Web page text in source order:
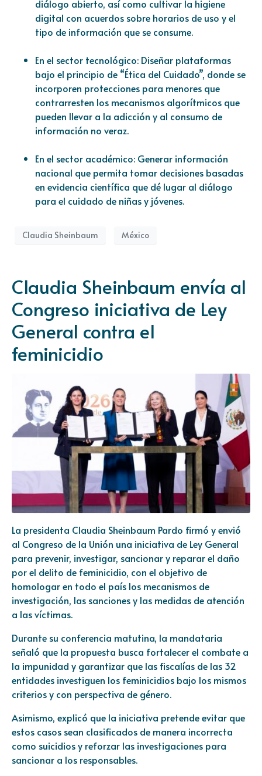
diálogo abierto, así como cultivar la higiene
digital con acuerdos sobre horarios de uso y el
tipo de información que se consume.
En el sector tecnológico: Diseñar plataformas
bajo el principio de “Ética del Cuidado”, donde se
incorporen protecciones para menores que
contrarresten los mecanismos algorítmicos que
pueden llevar a la adicción y al consumo de
información no veraz.
En el sector académico: Generar información
nacional que permita tomar decisiones basadas
en evidencia científica que dé lugar al diálogo
para el cuidado de niñas y jóvenes.
Claudia Sheinbaum México
Claudia Sheinbaum envía al
Congreso iniciativa de Ley
General contra el
feminicidio
La presidenta Claudia Sheinbaum Pardo firmó y envió
al Congreso de la Unión una iniciativa de Ley General
para prevenir, investigar, sancionar y reparar el daño
por el delito de feminicidio, con el objetivo de
homologar en todo el país los mecanismos de
investigación, las sanciones y las medidas de atención
a las víctimas.
Durante su conferencia matutina, la mandataria
señaló que la propuesta busca fortalecer el combate a
la impunidad y garantizar que las fiscalías de las 32
entidades investiguen los feminicidios bajo los mismos
criterios y con perspectiva de género.
Asimismo, explicó que la iniciativa pretende evitar que
estos casos sean clasificados de manera incorrecta
como suicidios y reforzar las investigaciones para
sancionar a los responsables.